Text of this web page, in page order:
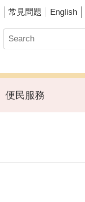
常見問題 English
便民服務